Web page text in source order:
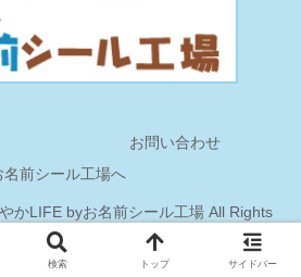
お問い合わせ
名前シール工場へ
かLIFE byお名前シール工場 All Rights
Reserved.
検索 トップ サイドバー